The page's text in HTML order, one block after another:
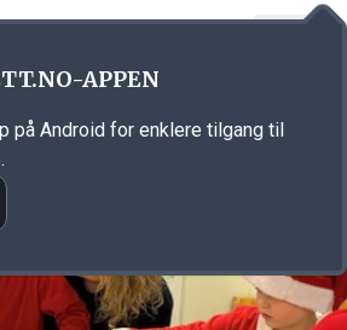
APPEN
på Android for enklere tilgang til